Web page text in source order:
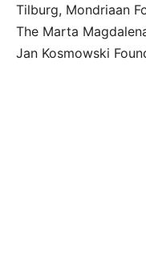
Tilburg, Mondriaan
The Marta
Jan Kosmowski